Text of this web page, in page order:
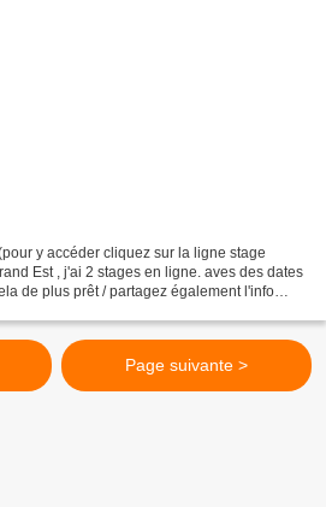
y accéder cliquez sur la ligne stage
Est , j'ai 2 stages en ligne. aves des dates
de plus prêt / partagez également l'info
Page suivante >